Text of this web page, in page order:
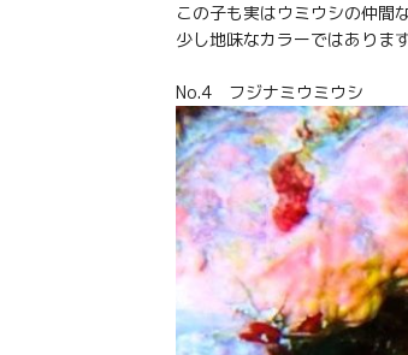
この子も実はウミウシの仲間
少し地味なカラーではありま
No.4 フジナミウミウシ